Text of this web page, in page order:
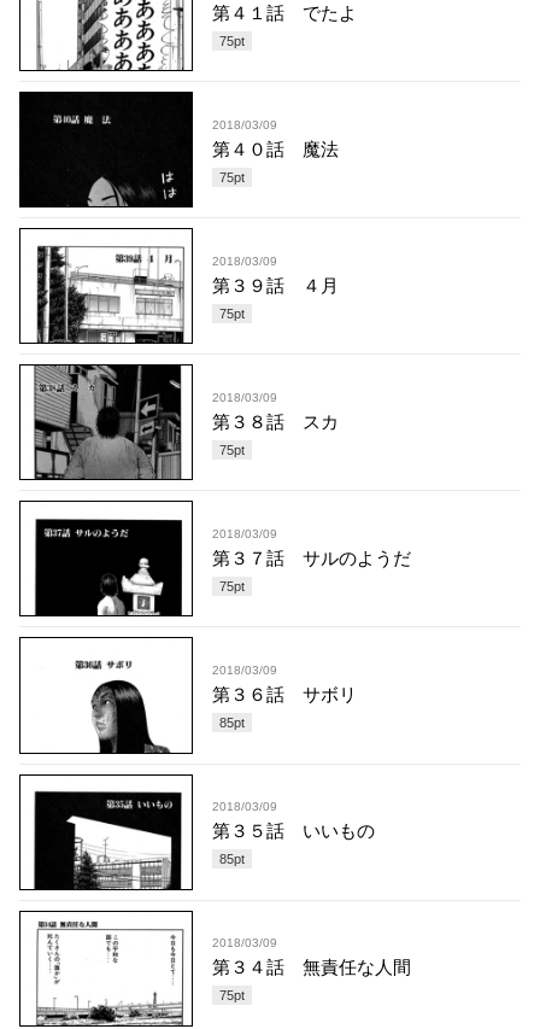
第４１話 でたよ
75pt
2018/03/09
第４０話 魔法
75pt
2018/03/09
第３９話 ４月
75pt
2018/03/09
第３８話 スカ
75pt
2018/03/09
第３７話 サルのようだ
75pt
2018/03/09
第３６話 サボリ
85pt
2018/03/09
第３５話 いいもの
85pt
2018/03/09
第３４話 無責任な人間
75pt